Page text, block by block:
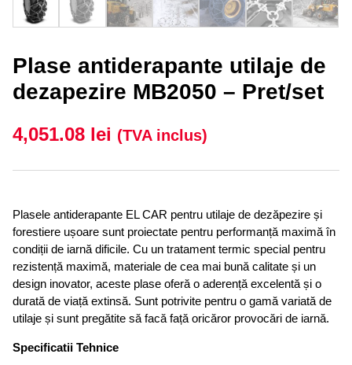
Plase antiderapante utilaje de
dezapezire MB2050 – Pret/set
4,051.08 lei (TVA inclus)
Plasele antiderapante EL CAR pentru utilaje de dezăpezire și
forestiere ușoare sunt proiectate pentru performanță maximă în
condiții de iarnă dificile. Cu un tratament termic special pentru
rezistență maximă, materiale de cea mai bună calitate și un
design inovator, aceste plase oferă o aderență excelentă și o
durată de viață extinsă. Sunt potrivite pentru o gamă variată de
utilaje și sunt pregătite să facă față oricăror provocări de iarnă.
Specificatii Tehnice